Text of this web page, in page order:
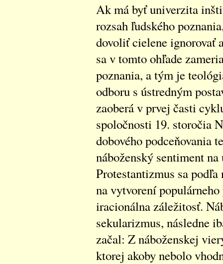
Ak má byť univerzita
rozsah ľudského
dovoliť cielene ignorovať
sa v tomto ohľade
poznania, a tým je
odboru s ústredným
zaoberá v prvej časti
spoločnosti 19. storočia
dobového podceňovania
náboženský sentiment
Protestantizmus sa
na vytvorení
iracionálna záležitosť.
sekularizmus, následne
začal: Z náboženskej
ktorej akoby nebolo